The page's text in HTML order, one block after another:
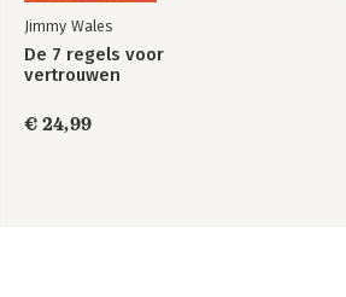
Jimmy Wales
De 7 regels voor
vertrouwen
€ 24,99